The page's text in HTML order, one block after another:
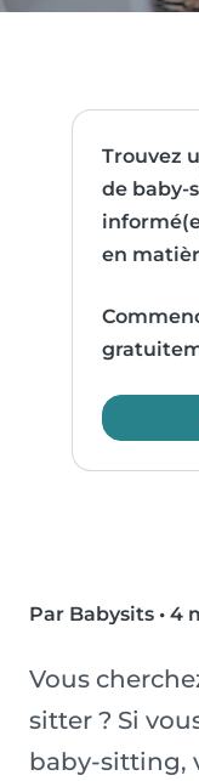
Trouvez
de baby-
en
Par Babysits • 4
Vous
sitter ? Si
baby-sitting,